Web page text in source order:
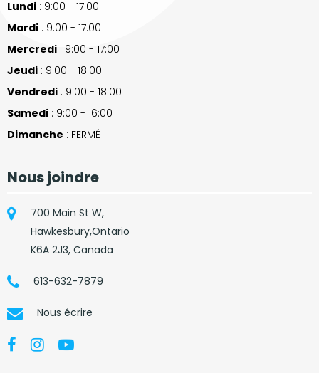
Lundi : 9:00 - 17:00
Mardi : 9:00 - 17:00
Mercredi : 9:00 - 17:00
Jeudi : 9:00 - 18:00
Vendredi : 9:00 - 18:00
Samedi : 9:00 - 16:00
Dimanche : FERMÉ
Nous joindre
700 Main St W,
Hawkesbury,Ontario
K6A 2J3, Canada
613-632-7879
Nous écrire